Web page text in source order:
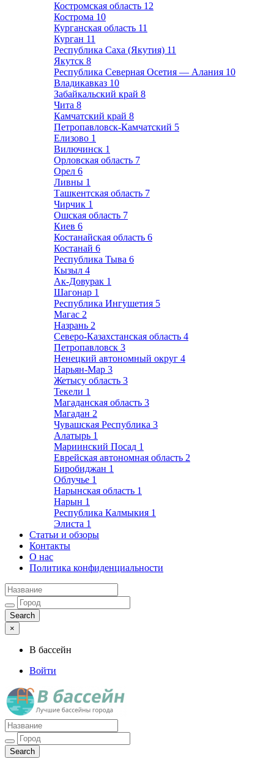
Костромская область 12
Кострома 10
Курганская область 11
Курган 11
Республика Саха (Якутия) 11
Якутск 8
Республика Северная Осетия — Алания 10
Владикавказ 10
Забайкальский край 8
Чита 8
Камчатский край 8
Петропавловск-Камчатский 5
Елизово 1
Вилючинск 1
Орловская область 7
Орел 6
Ливны 1
Ташкентская область 7
Чирчик 1
Ошская область 7
Киев 6
Костанайская область 6
Костанай 6
Республика Тыва 6
Кызыл 4
Ак-Довурак 1
Шагонар 1
Республика Ингушетия 5
Магас 2
Назрань 2
Северо-Казахстанская область 4
Петропавловск 3
Ненецкий автономный округ 4
Нарьян-Мар 3
Жетысу область 3
Текели 1
Магаданская область 3
Магадан 2
Чувашская Республика 3
Алатырь 1
Мариинский Посад 1
Еврейская автономная область 2
Биробиджан 1
Облучье 1
Нарынская область 1
Нарын 1
Республика Калмыкия 1
Элиста 1
Статьи и обзоры
Контакты
О нас
Политика конфиденциальности
×
В бассейн
Войти
Лучшие бассейны города